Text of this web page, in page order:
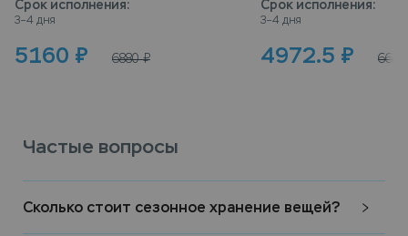
Срок исполнения:
3–4 дня
5160 ₽ 6880 ₽
Срок исполнения:
3–4 дня
4972.5 ₽ 6630
Частые вопросы
Сколько стоит сезонное хранение вещей?